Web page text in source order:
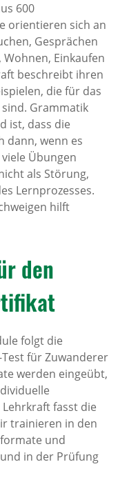
600
orientieren sich an
Gesprächen
Einkaufen
beschreibt ihren
die für das
Grammatik
ist, dass die
dann, wenn es
Übungen
als Störung,
Lernprozesses.
hilft
den
folgt die
für Zuwanderer
werden eingeübt,
Lehrkraft fasst die
trainieren in den
und
in der Prüfung